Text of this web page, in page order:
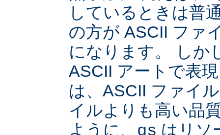
しているときは普
の方が ASCII ファ
になります。 しか
ASCII アートで表
は、ASCII ファイ
イルよりも高い品
ように、 qs はリソ